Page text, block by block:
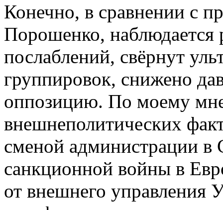
Конечно, в сравнении с
Порошенко, наблюдается
послаблений, свёрнут
группировок, снижено
оппозицию. По моему
внешнеполитических
сменой администрации
санкционной войны в
от внешнего управления